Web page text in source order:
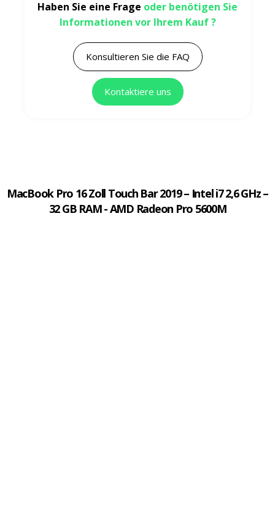
Haben Sie eine Frage oder benötigen Sie
Informationen vor Ihrem Kauf ?
Konsultieren Sie die FAQ
Kontaktiere uns
MacBook Pro 16 Zoll Touch Bar 2019 – Intel i7 2,6 GHz –
32 GB RAM - AMD Radeon Pro 5600M